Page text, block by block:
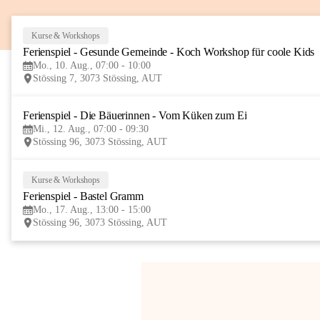
Kurse & Workshops
Ferienspiel - Gesunde Gemeinde - Koch Workshop für coole Kids
Mo., 10. Aug., 07:00 - 10:00
Stössing 7, 3073 Stössing, AUT
Ferienspiel - Die Bäuerinnen - Vom Küken zum Ei
Mi., 12. Aug., 07:00 - 09:30
Stössing 96, 3073 Stössing, AUT
Kurse & Workshops
Ferienspiel - Bastel Gramm
Mo., 17. Aug., 13:00 - 15:00
Stössing 96, 3073 Stössing, AUT